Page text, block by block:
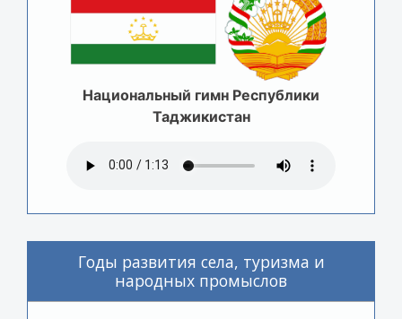
Национальный гимн Республики
Таджикистан
Годы развития села, туризма и
народных промыслов